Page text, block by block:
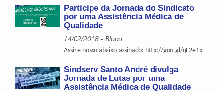
Participe da Jornada do Sindicato
por uma Assistência Médica de
Qualidade
14/02/2018 - Bloco
Assine nosso abaixo-assinado: http://goo.gl/qF2e1p
Sindserv Santo André divulga
Jornada de Lutas por uma
Assistência Médica de Qualidade